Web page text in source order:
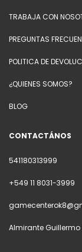
TRABAJA CON
PREGUNTAS
POLITICA DE
¿QUIENES SOMOS?
BLOG
CONTACTÁNOS
541180313999
+549 11 8031-3999
Almirante Guillermo